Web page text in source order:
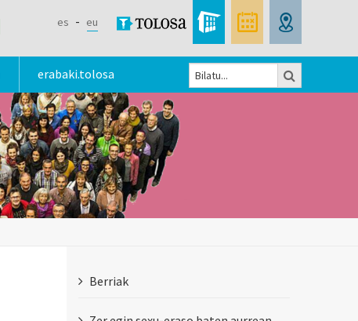
es eu
erabaki.tolosa
Bilaketa
Berriak